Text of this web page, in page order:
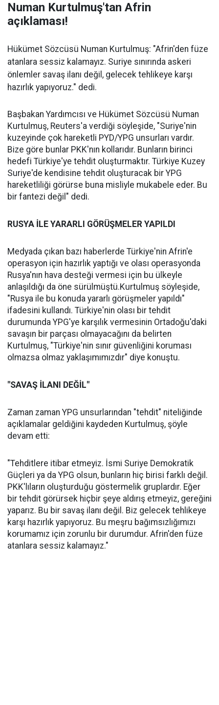
Numan Kurtulmuş'tan Afrin
açıklaması!
Hükümet Sözcüsü Numan Kurtulmuş: "Afrin'den füze
atanlara sessiz kalamayız. Suriye sınırında askeri
önlemler savaş ilanı değil, gelecek tehlikeye karşı
hazırlık yapıyoruz." dedi.
Başbakan Yardımcısı ve Hükümet Sözcüsü Numan
Kurtulmuş, Reuters'a verdiği söyleşide, "Suriye'nin
kuzeyinde çok hareketli PYD/YPG unsurları vardır.
Bize göre bunlar PKK'nın kollarıdır. Bunların birinci
hedefi Türkiye'ye tehdit oluşturmaktır. Türkiye Kuzey
Suriye'de kendisine tehdit oluşturacak bir YPG
hareketliliği görürse buna misliyle mukabele eder. Bu
bir fantezi değil" dedi.
RUSYA İLE YARARLI GÖRÜŞMELER YAPILDI
Medyada çıkan bazı haberlerde Türkiye'nin Afrin'e
operasyon için hazırlık yaptığı ve olası operasyonda
Rusya'nın hava desteği vermesi için bu ülkeyle
anlaşıldığı da öne sürülmüştü.Kurtulmuş söyleşide,
"Rusya ile bu konuda yararlı görüşmeler yapıldı"
ifadesini kullandı. Türkiye'nin olası bir tehdit
durumunda YPG'ye karşılık vermesinin Ortadoğu'daki
savaşın bir parçası olmayacağını da belirten
Kurtulmuş, "Türkiye'nin sınır güvenliğini koruması
olmazsa olmaz yaklaşımımızdır" diye konuştu.
"SAVAŞ İLANI DEĞİL"
Zaman zaman YPG unsurlarından "tehdit" niteliğinde
açıklamalar geldiğini kaydeden Kurtulmuş, şöyle
devam etti:
"Tehditlere itibar etmeyiz. İsmi Suriye Demokratik
Güçleri ya da YPG olsun, bunların hiç birisi farklı değil.
PKK'lıların oluşturduğu göstermelik gruplardır. Eğer
bir tehdit görürsek hiçbir şeye aldırış etmeyiz, gereğini
yaparız. Bu bir savaş ilanı değil. Biz gelecek tehlikeye
karşı hazırlık yapıyoruz. Bu meşru bağımsızlığımızı
korumamız için zorunlu bir durumdur. Afrin'den füze
atanlara sessiz kalamayız."